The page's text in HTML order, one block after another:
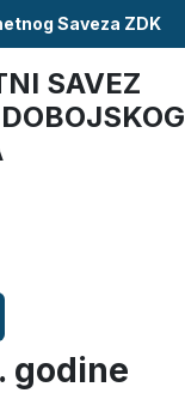
Saveza ZDK
SAVEZ
godine